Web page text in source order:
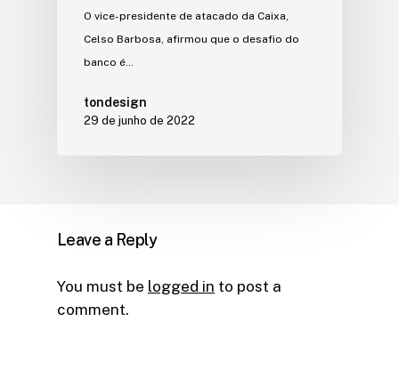
O vice-presidente de atacado da Caixa,
Celso Barbosa, afirmou que o desafio do
banco é…
tondesign
29 de junho de 2022
Leave a Reply
You must be logged in to post a
comment.